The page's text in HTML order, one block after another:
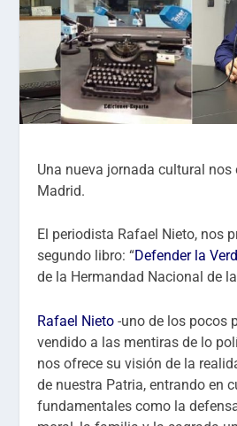
Una nueva jornada cultural nos
Madrid.
El periodista Rafael Nieto, nos
segundo libro: “Defender la
de la Hermandad Nacional de
Rafael Nieto -uno de los pocos
vendido a las mentiras de lo
nos ofrece su visión de la
de nuestra Patria, entrando en
fundamentales como la